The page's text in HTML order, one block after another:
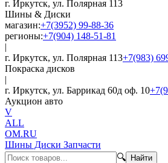
г. Иркутск, ул. Полярная 113
Шины & Диски
магазин:+7(3952) 99-88-36
регионы:+7(904) 148-51-81
|
г. Иркутск, ул. Полярная 113+7(983)
Покраска дисков
|
г. Иркутск, ул. Баррикад 60д оф. 10
Аукцион авто
V
ALL
OM.RU
Шины Диски Запчасти
🔍
Найти